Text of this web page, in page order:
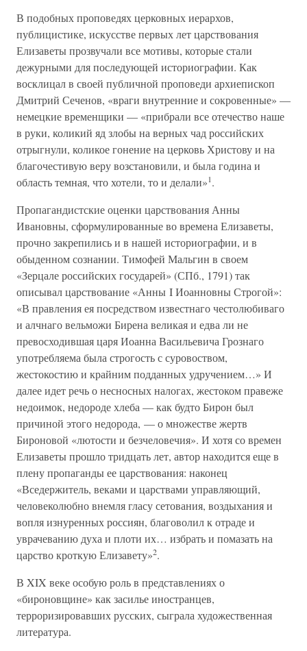
В подобных проповедях церковных иерархов,
публицистике, искусстве первых лет царствования
Елизаветы прозвучали все мотивы, которые стали
дежурными для последующей историографии. Как
восклицал в своей публичной проповеди архиепископ
Дмитрий Сеченов, «враги внутренние и сокровенные» —
немецкие временщики — «прибрали все отечество наше
в руки, коликий яд злобы на верных чад российских
отрыгнули, коликое гонение на церковь Христову и на
благочестивую веру возстановили, и была година и
область темная, что хотели, то и делали»1.
Пропагандистские оценки царствования Анны
Ивановны, сформулированные во времена Елизаветы,
прочно закрепились и в нашей историографии, и в
обыденном сознании. Тимофей Мальгин в своем
«Зерцале российских государей» (СПб., 1791) так
описывал царствование «Анны I Иоанновны Строгой»:
«В правления ея посредством известнаго честолюбиваго
и алчнаго вельможи Бирена великая и едва ли не
превосходившая царя Иоанна Васильевича Грознаго
употребляема была строгость с суровоством,
жестокостию и крайним подданных удручением…» И
далее идет речь о несносных налогах, жестоком правеже
недоимок, недороде хлеба — как будто Бирон был
причиной этого недорода, — о множестве жертв
Бироновой «лютости и безчеловечия». И хотя со времен
Елизаветы прошло тридцать лет, автор находится еще в
плену пропаганды ее царствования: наконец
«Вседержитель, веками и царствами управляющий,
человеколюбно внемля гласу сетования, воздыхания и
вопля изнуренных россиян, благоволил к отраде и
уврачеванию духа и плоти их… избрать и помазать на
царство кроткую Елизавету»2.
В XIX веке особую роль в представлениях о
«бироновщине» как засилье иностранцев,
терроризировавших русских, сыграла художественная
литература.